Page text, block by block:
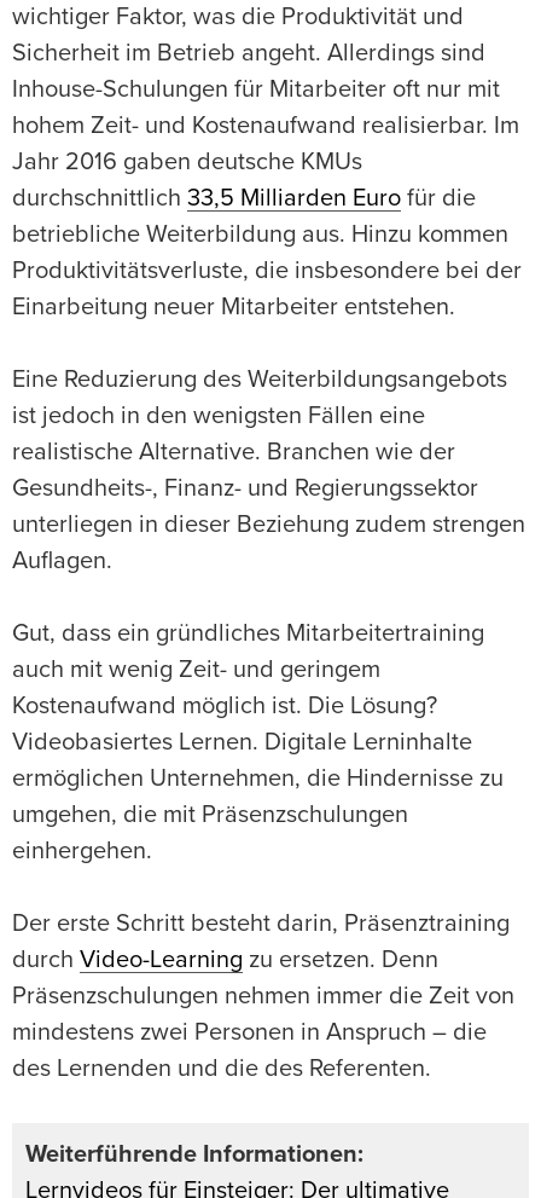
wichtiger Faktor, was die Produktivität und
Sicherheit im Betrieb angeht. Allerdings sind
Inhouse-Schulungen für Mitarbeiter oft nur mit
hohem Zeit- und Kostenaufwand realisierbar. Im
Jahr 2016 gaben deutsche KMUs
durchschnittlich 33,5 Milliarden Euro für die
betriebliche Weiterbildung aus. Hinzu kommen
Produktivitätsverluste, die insbesondere bei der
Einarbeitung neuer Mitarbeiter entstehen.
Eine Reduzierung des Weiterbildungsangebots
ist jedoch in den wenigsten Fällen eine
realistische Alternative. Branchen wie der
Gesundheits-, Finanz- und Regierungssektor
unterliegen in dieser Beziehung zudem strengen
Auflagen.
Gut, dass ein gründliches Mitarbeitertraining
auch mit wenig Zeit- und geringem
Kostenaufwand möglich ist. Die Lösung?
Videobasiertes Lernen. Digitale Lerninhalte
ermöglichen Unternehmen, die Hindernisse zu
umgehen, die mit Präsenzschulungen
einhergehen.
Der erste Schritt besteht darin, Präsenztraining
durch Video-Learning zu ersetzen. Denn
Präsenzschulungen nehmen immer die Zeit von
mindestens zwei Personen in Anspruch – die
des Lernenden und die des Referenten.
Weiterführende Informationen:
Lernvideos für Einsteiger: Der ultimative